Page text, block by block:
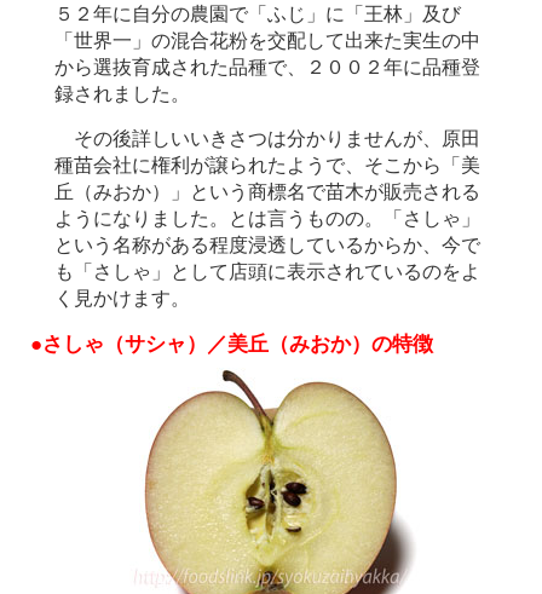
５２年に自分の農園で「ふじ」に「王林」及び
「世界一」の混合花粉を交配して出来た実生の中
から選抜育成された品種で、２００２年に品種登
録されました。
その後詳しいいきさつは分かりませんが、原田
種苗会社に権利が譲られたようで、そこから「美
丘（みおか）」という商標名で苗木が販売される
ようになりました。とは言うものの。「さしゃ」
という名称がある程度浸透しているからか、今で
も「さしゃ」として店頭に表示されているのをよ
く見かけます。
●さしゃ（サシャ）／美丘（みおか）の特徴